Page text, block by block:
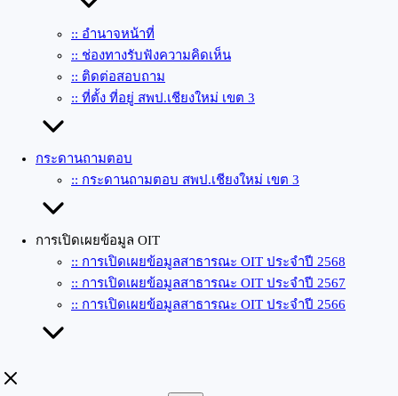
:: อำนาจหน้าที่
:: ช่องทางรับฟังความคิดเห็น
:: ติดต่อสอบถาม
:: ที่ตั้ง ที่อยู่ สพป.เชียงใหม่ เขต 3
กระดานถามตอบ
:: กระดานถามตอบ สพป.เชียงใหม่ เขต 3
การเปิดเผยข้อมูล OIT
:: การเปิดเผยข้อมูลสาธารณะ OIT ประจำปี 2568
:: การเปิดเผยข้อมูลสาธารณะ OIT ประจำปี 2567
:: การเปิดเผยข้อมูลสาธารณะ OIT ประจำปี 2566